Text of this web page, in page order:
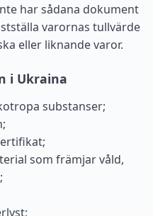
har sådana dokument
varornas tullvärde
eller liknande varor.
i Ukraina
substanser;
som främjar våld,